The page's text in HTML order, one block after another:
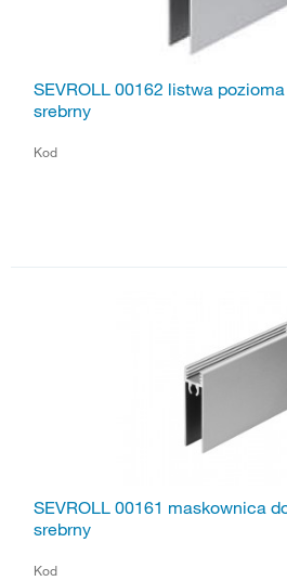
SEVROLL 00162 listwa
srebrny
Kod
SEVROLL 00161 maskownica
srebrny
Kod